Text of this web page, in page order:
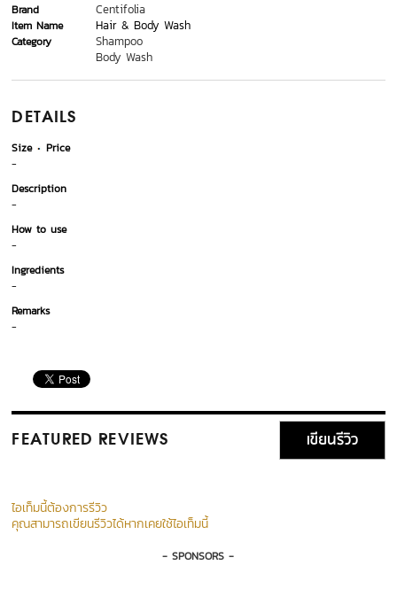
Brand Centifolia
Item Name Hair & Body Wash
Category
Shampoo
Body Wash
DETAILS
Size
Price
-
Description
-
How to use
-
Ingredients
-
Remarks
-
FEATURED REVIEWS เขียนรีวิว
ไอเท็มนี้ต้องการรีวิว
คุณสามารถเขียนรีวิวได้หากเคยใช้ไอเท็มนี้
- SPONSORS -